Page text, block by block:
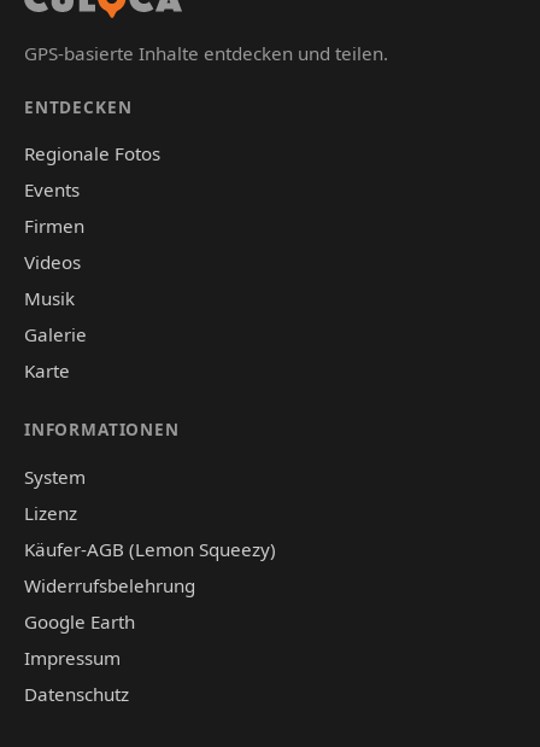
GPS-basierte Inhalte entdecken und teilen.
ENTDECKEN
Regionale Fotos
Events
Firmen
Videos
Musik
Galerie
Karte
INFORMATIONEN
System
Lizenz
Käufer-AGB (Lemon Squeezy)
Widerrufsbelehrung
Google Earth
Impressum
Datenschutz